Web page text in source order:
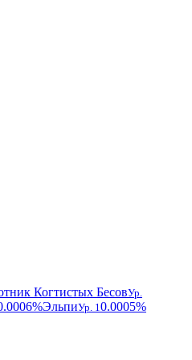
Когтистых БесовУр.
ЭльпиУр. 10.0005%